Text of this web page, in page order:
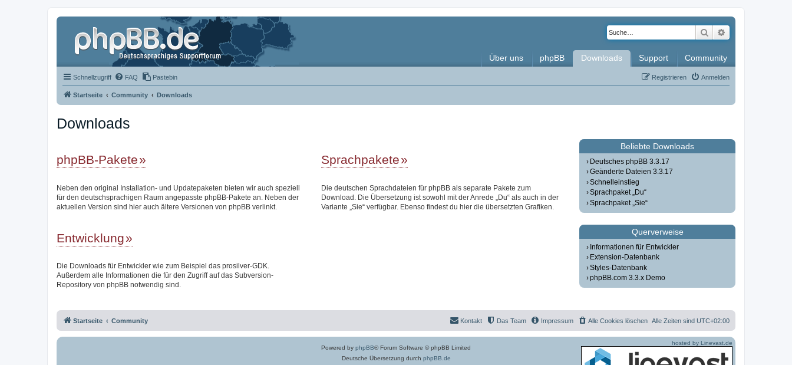
Suche
Über uns phpBB Downloads Support Community
Schnellzugriff FAQ Pastebin Anmelden
Registrieren
Startseite Community Downloads
Downloads
phpBB-Pakete
Neben den original Installation- und Updatepaketen bieten wir auch speziell
für den deutschsprachigen Raum angepasste phpBB-Pakete an. Neben der
aktuellen Version sind hier auch ältere Versionen von phpBB verlinkt.
Sprachpakete
Die deutschen Sprachdateien für phpBB als separate Pakete zum
Download. Die Übersetzung ist sowohl mit der Anrede „Du“ als auch in der
Variante „Sie“ verfügbar. Ebenso findest du hier die übersetzten Grafiken.
Entwicklung
Die Downloads für Entwickler wie zum Beispiel das prosilver-GDK.
Außerdem alle Informationen die für den Zugriff auf das Subversion-
Repository von phpBB notwendig sind.
Beliebte Downloads
Deutsches phpBB 3.3.17
Geänderte Dateien 3.3.17
Schnelleinstieg
Sprachpaket „Du“
Sprachpaket „Sie“
Querverweise
Informationen für Entwickler
Extension-Datenbank
Styles-Datenbank
phpBB.com 3.3.x Demo
Startseite Community Alle Zeiten sind UTC+02:00
Alle Cookies löschen
Impressum
Das Team
Kontakt
Powered by phpBB® Forum Software © phpBB Limited
Deutsche Übersetzung durch phpBB.de
hosted by Linevast.de